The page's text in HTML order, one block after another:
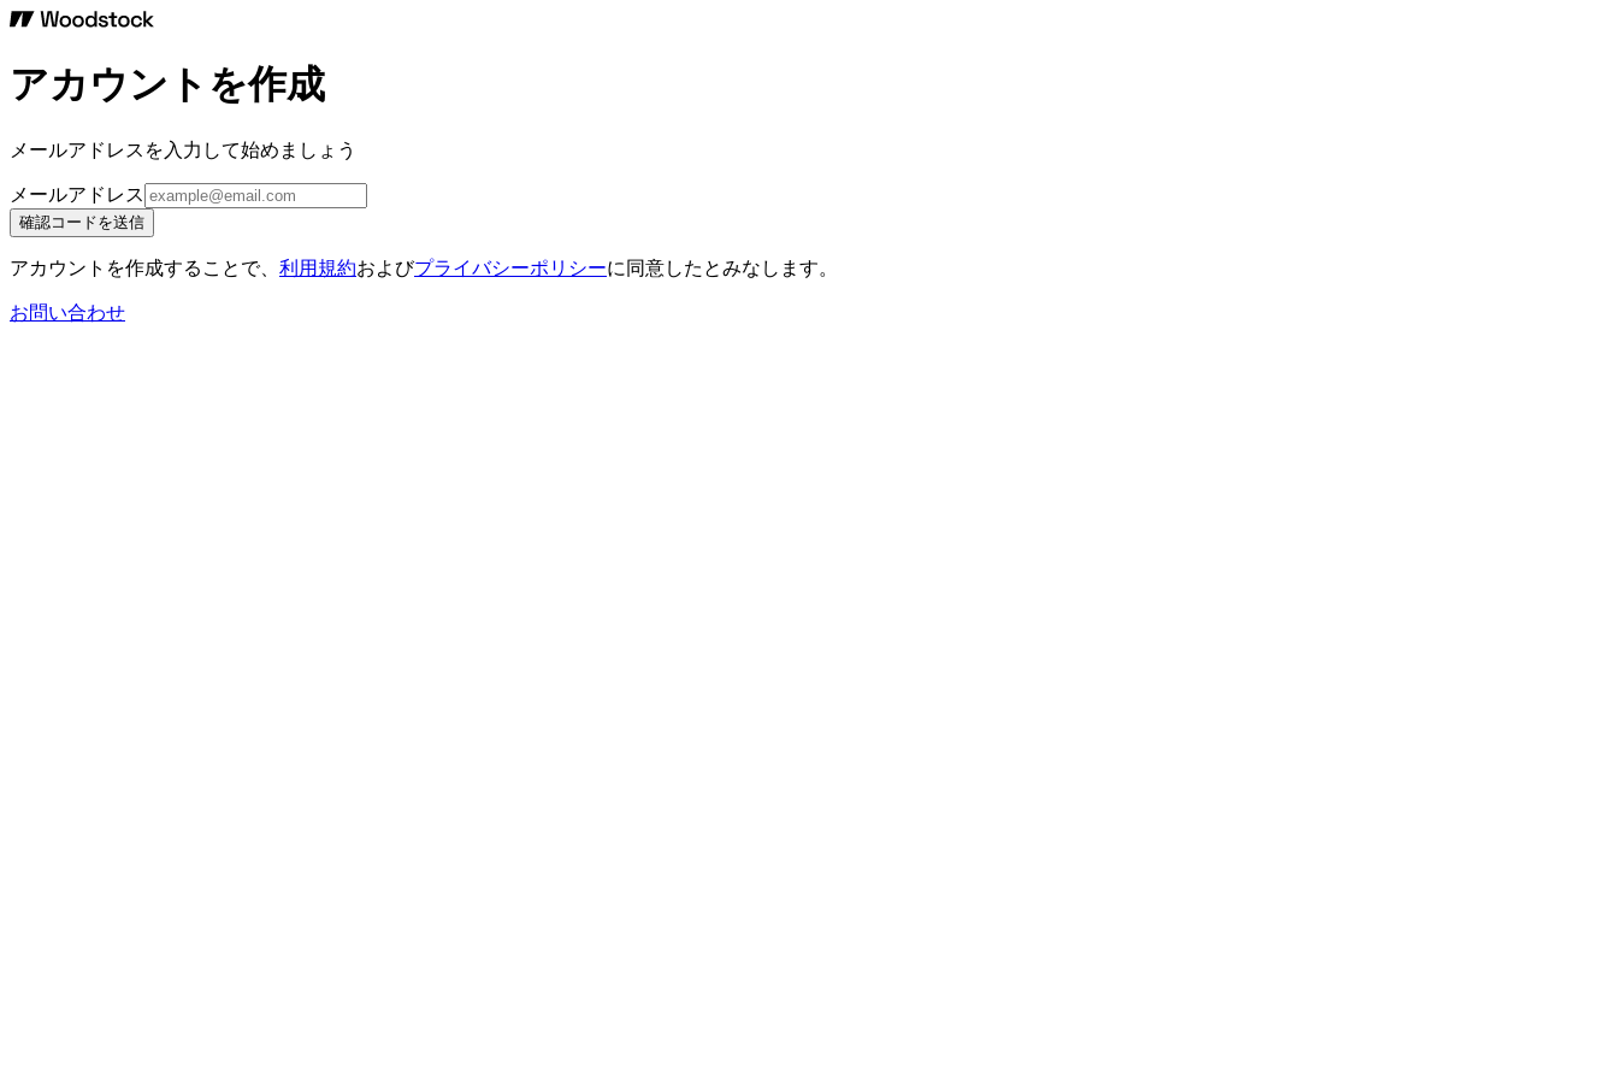
アカウントを作成
メールアドレスを入力して始めましょう
メールアドレス
確認コードを送信
アカウントを作成することで、 利用規約およびプライバシーポリシーに同意したとみなします。
お問い合わせ